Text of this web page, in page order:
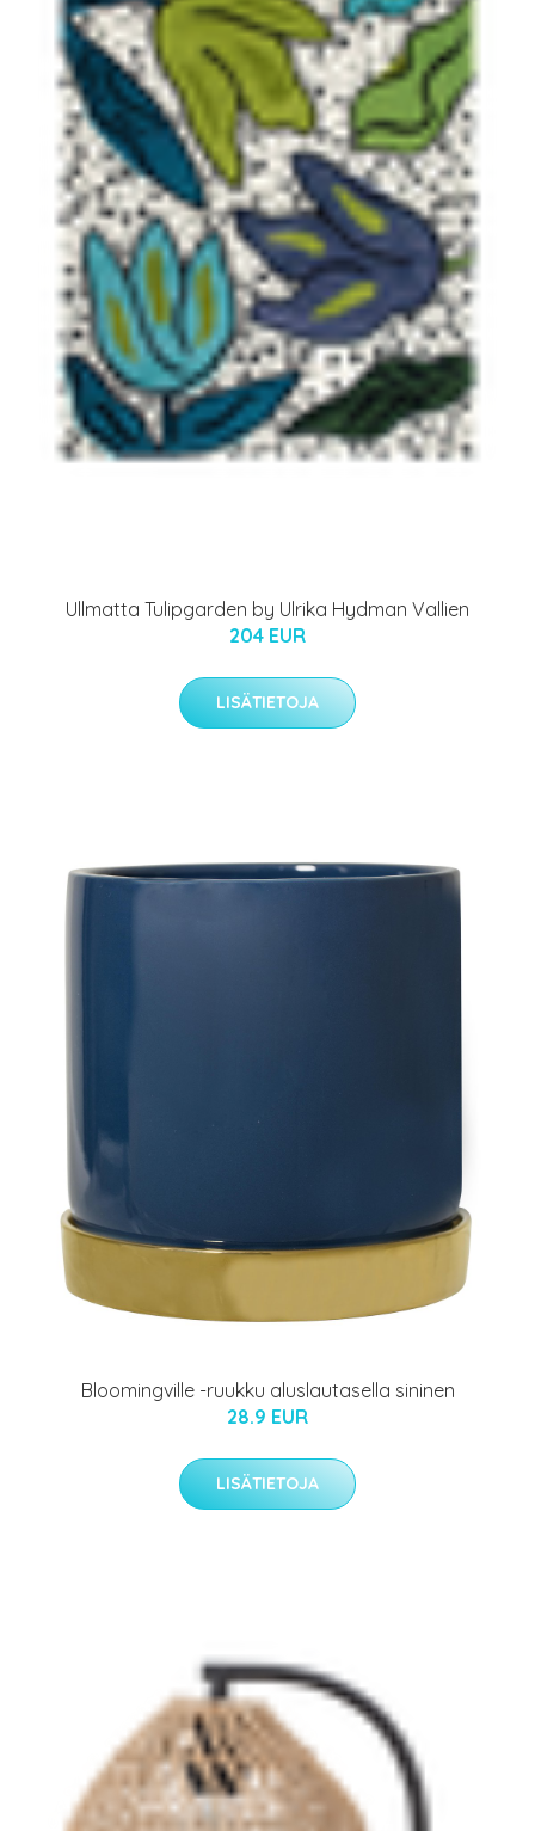
Ullmatta Tulipgarden by Ulrika Hydman Vallien
204 EUR
LISÄTIETOJA
Bloomingville -ruukku aluslautasella sininen
28.9 EUR
LISÄTIETOJA